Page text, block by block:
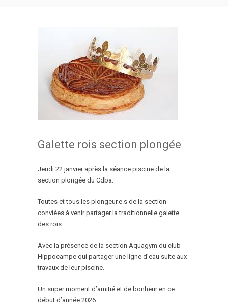
Galette rois section plongée
Jeudi 22 janvier après la séance piscine de la
section plongée du Cdba.
Toutes et tous les plongeur.e.s de la section
conviées à venir partager la traditionnelle galette
des rois.
Avec la présence de la section Aquagym du club
Hippocampe qui partager une ligne d’eau suite aux
travaux de leur piscine.
Un super moment d’amitié et de bonheur en ce
début d’année 2026.